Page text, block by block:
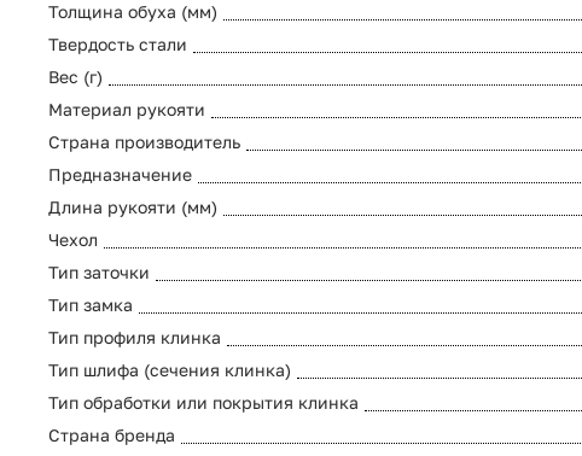
Толщина обуха (мм)
Твердость стали
Вес (г)
Материал рукояти
Страна производитель
Предназначение
Длина рукояти (мм)
Чехол
Тип заточки
Тип замка
Тип профиля клинка
Тип шлифа (сечения клинка)
Тип обработки или покрытия клинка
Страна бренда